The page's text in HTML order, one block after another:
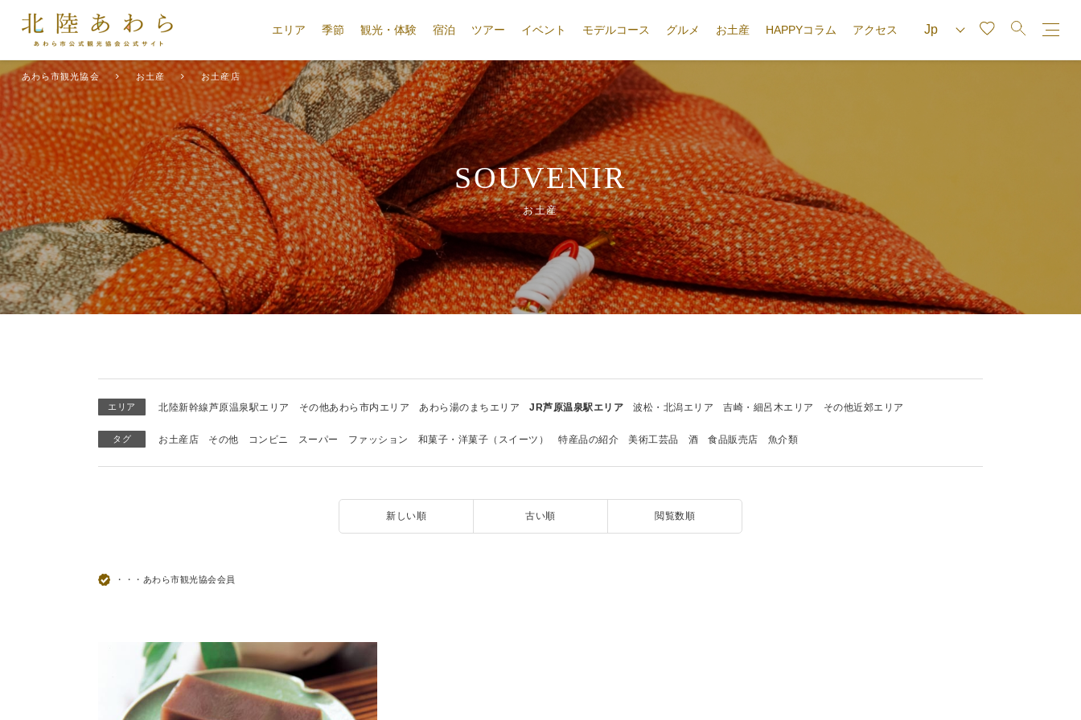
エリア 季節 観光・体験 宿泊 ツアー イベント モデルコース グルメ お土産 HAPPYコラム アクセス
あわら市観光協会 お土産 お土産店
SOUVENIR
お土産
エリア 北陸新幹線芦原温泉駅エリア その他あわら市内エリア あわら湯のまちエリア JR芦原温泉駅エリア 波松・北潟エリア 吉崎・細呂木エリア その他近郊エリア
タグ お土産店 その他 コンビニ スーパー ファッション 和菓子・洋菓子（スイーツ） 特産品の紹介 美術工芸品 酒 食品販売店 魚介類
新しい順 古い順 閲覧数順
・・・あわら市観光協会会員